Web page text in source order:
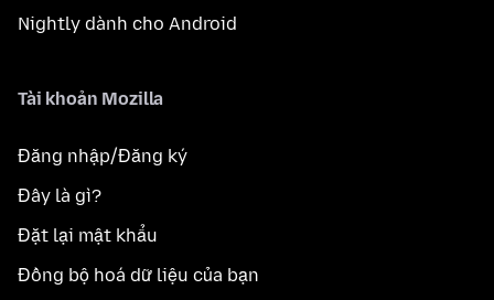
Nightly dành cho Android
Tài khoản Mozilla
Đăng nhập/Đăng ký
Đây là gì?
Đặt lại mật khẩu
Đồng bộ hoá dữ liệu của bạn